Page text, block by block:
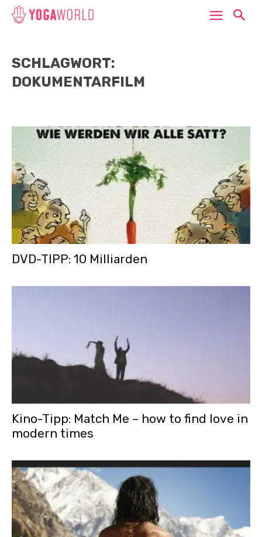
SCHLAGWORT:
DOKUMENTARFILM
DVD-TIPP: 10 Milliarden
Kino-Tipp: Match Me – how to find love in
modern times